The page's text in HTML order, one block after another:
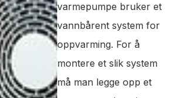
varmepumpe bruker et
vannbårent system for
oppvarming. For å
montere et slik system
må man legge opp et